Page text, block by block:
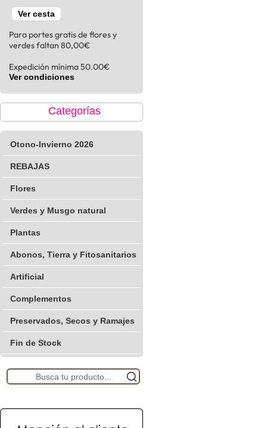
Ver cesta
Para portes gratis de flores y
verdes faltan 80,00€
Expedición mínima 50.00€
Ver condiciones
Categorías
Otono-Invierno 2026
REBAJAS
Flores
Verdes y Musgo natural
Plantas
Abonos, Tierra y Fitosanitarios
Artificial
Complementos
Preservados, Secos y Ramajes
Fin de Stock